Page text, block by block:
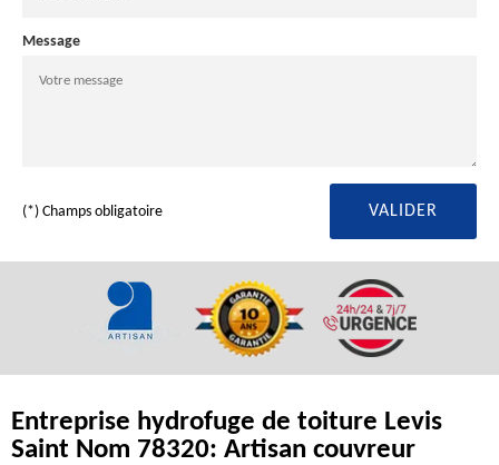
Message
(*) Champs obligatoire
Entreprise hydrofuge de toiture Levis
Saint Nom 78320: Artisan couvreur